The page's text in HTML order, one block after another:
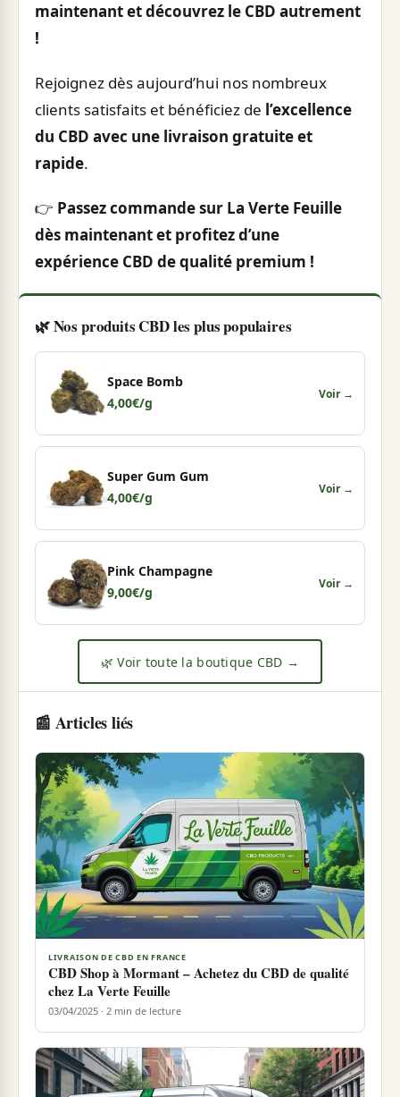
maintenant et découvrez le CBD autrement
!
Rejoignez dès aujourd’hui nos nombreux
clients satisfaits et bénéficiez de l’excellence
du CBD avec une livraison gratuite et
rapide.
👉 Passez commande sur La Verte Feuille
dès maintenant et profitez d’une
expérience CBD de qualité premium !
🌿 Nos produits CBD les plus populaires
Space Bomb
4,00€/g
Voir →
Super Gum Gum
4,00€/g
Voir →
Pink Champagne
9,00€/g
Voir →
🌿 Voir toute la boutique CBD →
📰 Articles liés
LIVRAISON DE CBD EN FRANCE
CBD Shop à Mormant – Achetez du CBD de qualité
chez La Verte Feuille
03/04/2025 · 2 min de lecture